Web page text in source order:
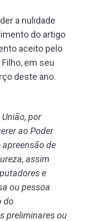
a nulidade
do artigo
aceito pelo
em seu
deste ano.
por
ao Poder
de
assim
e
ou pessoa
do
preliminares ou